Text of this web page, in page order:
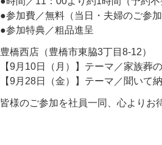
●参加費／無料（当日・夫婦のご参
●参加特典／粗品進呈
豊橋西店（豊橋市東脇3丁目8-12）
【9月10日（月）】テーマ／家族葬
【9月28日（金）】テーマ／聞いて
皆様のご参加を社員一同、心よりお